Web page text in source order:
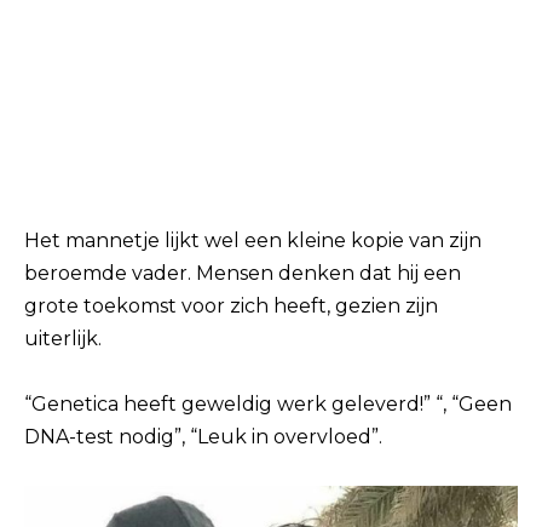
Het mannetje lijkt wel een kleine kopie van zijn
beroemde vader. Mensen denken dat hij een
grote toekomst voor zich heeft, gezien zijn
uiterlijk.
“Genetica heeft geweldig werk geleverd!” “, “Geen
DNA-test nodig”, “Leuk in overvloed”.